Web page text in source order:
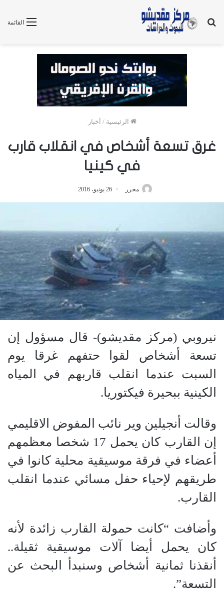
القائمة
بحث
الرئيسية / أخبار
غرق تسعة أشخاص في انقلاب قارب
في كينيا
محرر 26 يونيو، 2016
نيروبي (مركز مقديشو)- قال مسؤول إن
تسعة أشخاص لقوا حتفهم غرقا يوم
السبت عندما انقلب قاربهم في المياه
الكينية ببحيرة فيكتوريا.
وقالت أنجيلين وير نائب المفوض الاقليمي
إن القارب كان يحمل 17 شخصا معظمهم
أعضاء في فرقة موسيقية محلية كانوا في
طريقهم لإحياء حفل مسائي عندما انقلب
القارب.
وأضافت “كانت حمولة القارب زائدة لأنه
كان يحمل أيضا آلات موسيقية ثقيلة..
أنقذنا ثمانية أشخاص وسنبدأ البحث عن
التسعة”.